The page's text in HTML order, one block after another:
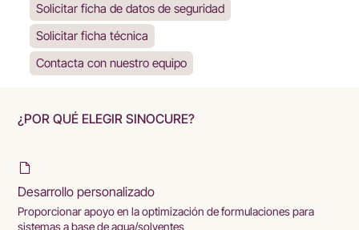
Solicitar ficha de datos de seguridad
Solicitar ficha técnica
Contacta con nuestro equipo
¿POR QUÉ ELEGIR SINOCURE?
Desarrollo personalizado
Proporcionar apoyo en la optimización de formulaciones para
sistemas a base de agua/solventes